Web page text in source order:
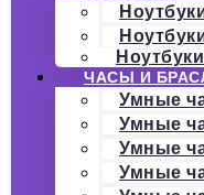
ЧАСЫ И
Умные
Умные
Умные
Умные